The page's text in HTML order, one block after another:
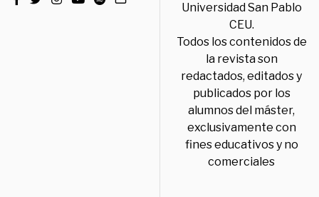
Universidad San Pablo
CEU.
Todos los contenidos de
la revista son
redactados, editados y
publicados por los
alumnos del máster,
exclusivamente con
fines educativos y no
comerciales